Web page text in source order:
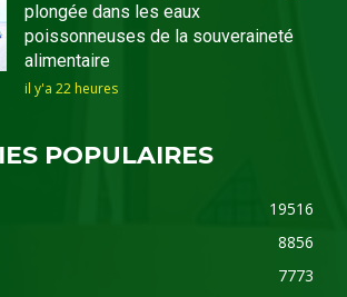
plongée dans les eaux
poissonneuses de la souveraineté
alimentaire
il y'a 22 heures
POPULAIRES
19516
8856
7773